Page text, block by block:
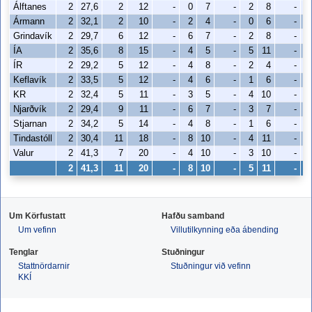
Álftanes
2 27,6 2 12 - 0 7 - 2 8
-
Ármann
2 32,1 2 10 - 2 4 - 0 6
-
Grindavík
2 29,7 6 12 - 6 7 - 2 8
-
ÍA
2 35,6 8 15 - 4 5 - 5 11
-
ÍR
2 29,2 5 12 - 4 8 - 2 4
-
Keflavík
2 33,5 5 12 - 4 6 - 1 6
-
KR
2 32,4 5 11 - 3 5 - 4 10
-
Njarðvík
2 29,4 9 11 - 6 7 - 3 7
-
Stjarnan
2 34,2 5 14 - 4 8 - 1 6
-
Tindastóll
2 30,4 11 18 - 8 10 - 4 11
-
Valur
2 41,3 7 20 - 4 10 - 3 10 -
2 41,3 11 20 - 8 10 - 5 11 -
Um Körfustatt
Um vefinn
Hafðu samband
Villutilkynning eða ábending
Tenglar
Stattnördarnir
KKÍ
Stuðningur
Stuðningur við vefinn